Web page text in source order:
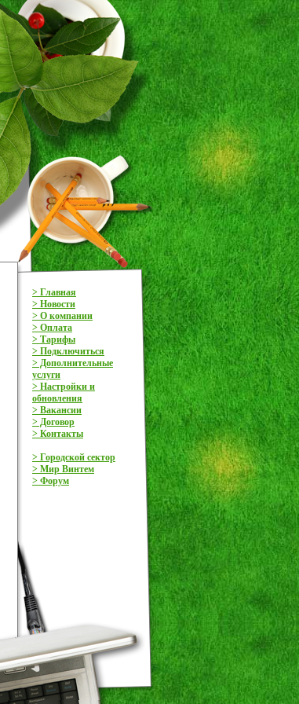
> Главная
> Новости
> О компании
> Оплата
> Тарифы
> Подключиться
> Дополнительные
услуги
> Настройки и
обновления
> Вакансии
> Договор
> Контакты
> Городской сектор
> Мир Винтем
> Форум